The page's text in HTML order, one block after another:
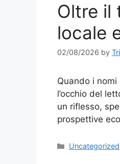
Oltre il
locale
02/08/2026 by
Quando i
l’occhio del
un riflesso,
prospettive
Categories
Uncategorized